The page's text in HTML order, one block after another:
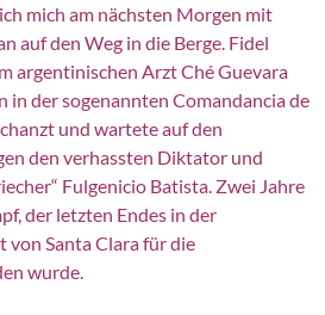
mich am nächsten Morgen mit
auf den Weg in die Berge. Fidel
argentinischen Arzt Ché Guevara
in der sogenannten Comandancia de
und wartete auf den
den verhassten Diktator und
Fulgenicio Batista. Zwei Jahre
der letzten Endes in der
von Santa Clara für die
wurde.